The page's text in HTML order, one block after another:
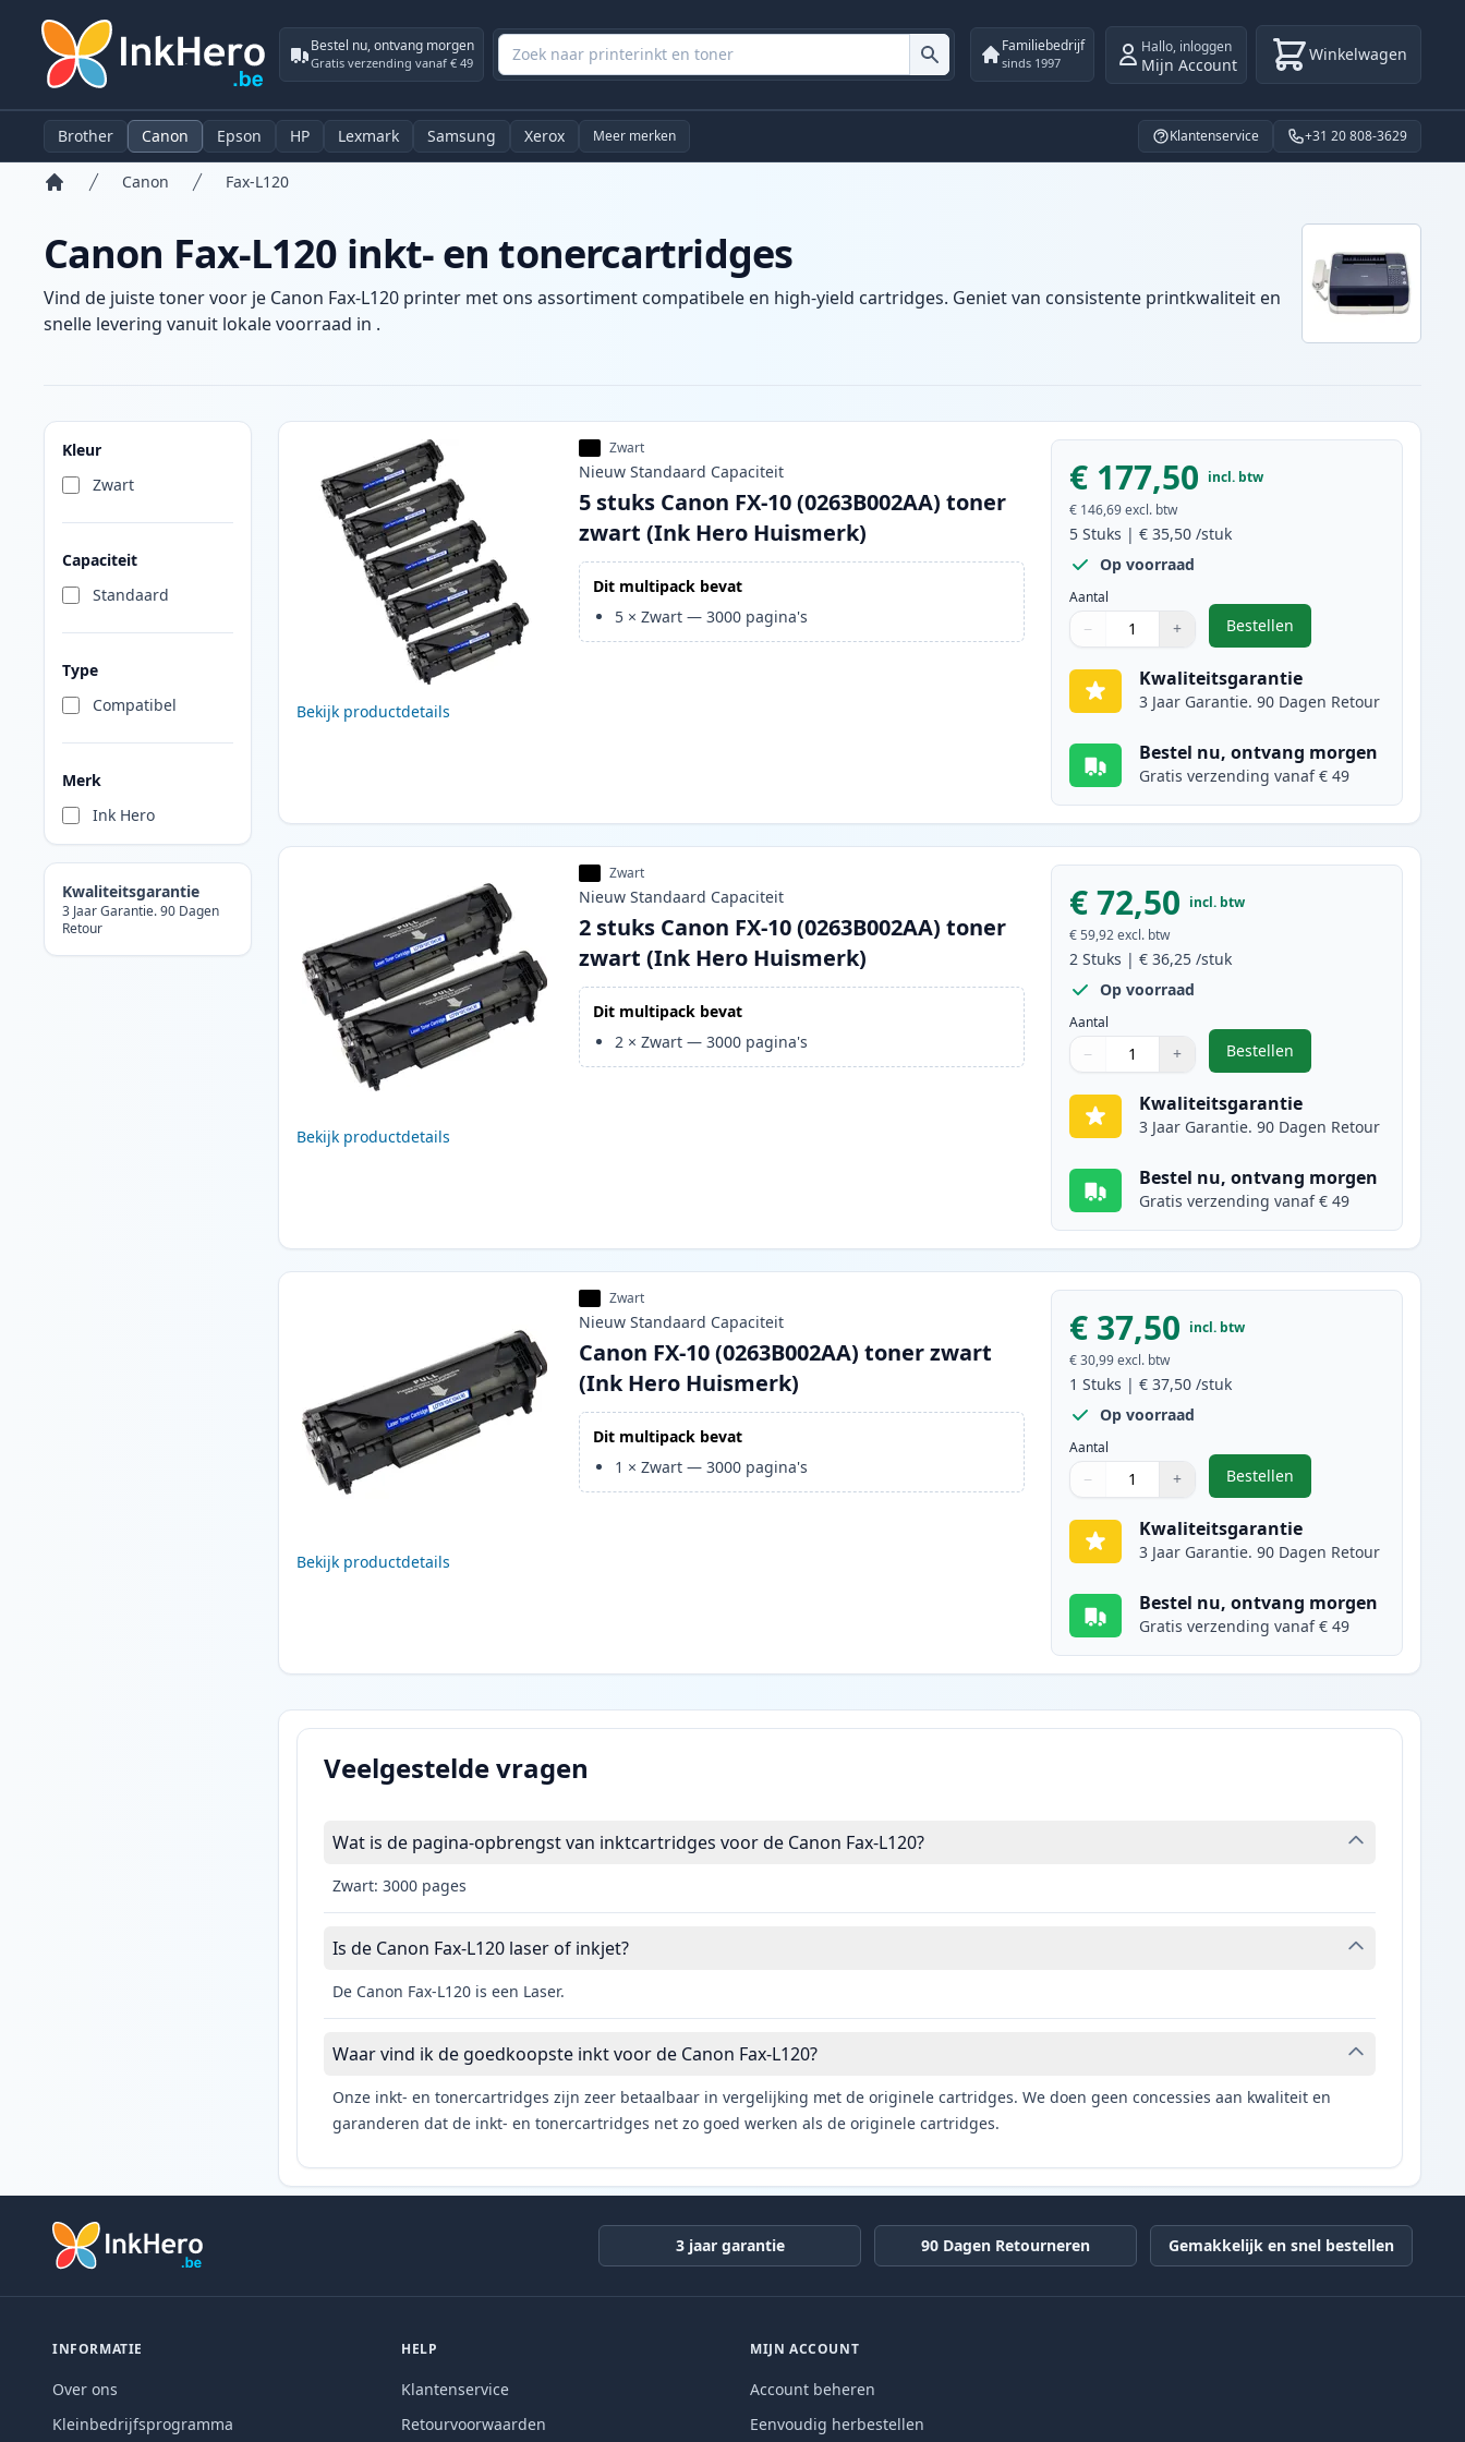
Bestel nu, ontvang morgen
Gratis verzending vanaf € 49
Familiebedrijf
sinds 1997
Hallo, inloggen
Mijn Account Winkelwagen
Brother Canon Epson HP Lexmark Samsung Xerox Meer merken Klantenservice +31 20 808-3629
Canon Fax-L120
Canon Fax-L120 inkt- en tonercartridges
Vind de juiste toner voor je Canon Fax-L120 printer met ons assortiment compatibele en high-yield cartridges. Geniet van consistente printkwaliteit en
snelle levering vanuit lokale voorraad in .
Kleur
Zwart
Capaciteit
Standaard
Type
Compatibel
Merk
Ink Hero
Kwaliteitsgarantie
3 Jaar Garantie. 90 Dagen
Retour
Producten
Bekijk productdetails
Zwart
Nieuw Standaard Capaciteit
5 stuks Canon FX-10 (0263B002AA) toner
zwart (Ink Hero Huismerk)
Dit multipack bevat
5 ×Zwart —3000 pagina's
€ 177,50 incl. btw
€ 146,69 excl. btw
5 Stuks |€ 35,50 /stuk
Op voorraad
Aantal
Aantal
Gebruik de knoppen om aan te passen
− +
Aantal 1
Bestellen
,5 stuks Canon FX-10
Kwaliteitsgarantie
3 Jaar Garantie. 90 Dagen Retour
Bestel nu, ontvang morgen
Gratis verzending vanaf € 49
Bekijk productdetails
Zwart
Nieuw Standaard Capaciteit
2 stuks Canon FX-10 (0263B002AA) toner
zwart (Ink Hero Huismerk)
Dit multipack bevat
2 ×Zwart —3000 pagina's
€ 72,50 incl. btw
€ 59,92 excl. btw
2 Stuks |€ 36,25 /stuk
Op voorraad
Aantal
Aantal
Gebruik de knoppen om aan te passen
− +
Aantal 1
Bestellen
,2 stuks Canon FX-10
Kwaliteitsgarantie
3 Jaar Garantie. 90 Dagen Retour
Bestel nu, ontvang morgen
Gratis verzending vanaf € 49
Bekijk productdetails
Zwart
Nieuw Standaard Capaciteit
Canon FX-10 (0263B002AA) toner zwart
(Ink Hero Huismerk)
Dit multipack bevat
1 ×Zwart —3000 pagina's
€ 37,50 incl. btw
€ 30,99 excl. btw
1 Stuks |€ 37,50 /stuk
Op voorraad
Aantal
Aantal
Gebruik de knoppen om aan te passen
− +
Aantal 1
Bestellen
,Canon FX-10
Kwaliteitsgarantie
3 Jaar Garantie. 90 Dagen Retour
Bestel nu, ontvang morgen
Gratis verzending vanaf € 49
Veelgestelde vragen
Wat is de pagina-opbrengst van inktcartridges voor de Canon Fax-L120?
Zwart: 3000 pages
Is de Canon Fax-L120 laser of inkjet?
De Canon Fax-L120 is een Laser.
Waar vind ik de goedkoopste inkt voor de Canon Fax-L120?
Onze inkt- en tonercartridges zijn zeer betaalbaar in vergelijking met de originele cartridges. We doen geen concessies aan kwaliteit en
garanderen dat de inkt- en tonercartridges net zo goed werken als de originele cartridges.
3 jaar garantie 90 Dagen Retourneren Gemakkelijk en snel bestellen
INFORMATIE
Over ons
Kleinbedrijfsprogramma
HELP
Klantenservice
Retourvoorwaarden
MIJN ACCOUNT
Account beheren
Eenvoudig herbestellen